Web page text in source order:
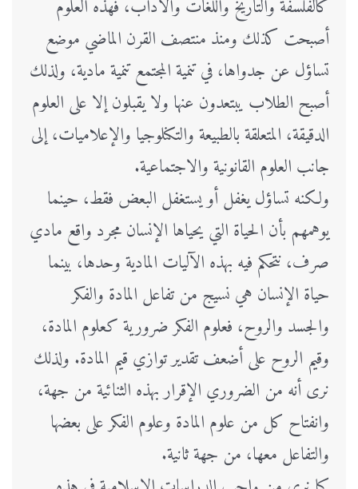
كالفلسفة والتاريخ واللغات والآداب، فهذه العلوم
أصبحت كذلك ومنذ منتصف القرن الماضي موضع
تساؤل عن جدواها، في تنمية المجتمع تنمية مادية، ولذلك
أصبح الطلاب يبتعدون عنها ولا يقبلون إلا على العلوم
الدقيقة، المتعلقة بالطبيعة والتكنلوجيا والإعلاميات، إلى
جانب العلوم القانونية والاجتماعية.
ولكنه تساؤل يغفل أو يستغفل البعض فقط، حينما
يوهمهم بأن الحياة التي يحياها الإنسان مجرد واقع مادي
صرف، نتحكم فيه بهذه الآليات المادية وحدها، بينما
حياة الإنسان هي نسيج من تفاعل المادة والفكر
والجسد والروح، فعلوم الفكر ضرورية كعلوم المادة،
وقيم الروح على أضعف تقدير توازي قيم المادة. ولذلك
نرى أنه من الضروري الإقرار بهذه الثنائية من جهة،
وانفتاح كل من علوم المادة وعلوم الفكر على بعضها
والتفاعل معها، من جهة ثانية.